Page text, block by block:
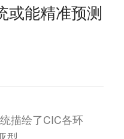
或能精准预测
描绘了CIC各环